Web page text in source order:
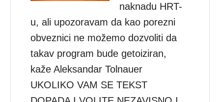
naknadu HRT-
u, ali upozoravam da kao porezni
obveznici ne možemo dozvoliti da
takav program bude getoiziran,
kaže Aleksandar Tolnauer
UKOLIKO VAM SE TEKST